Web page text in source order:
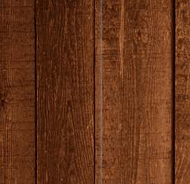
Closing for